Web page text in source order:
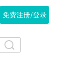
免费注册/登录